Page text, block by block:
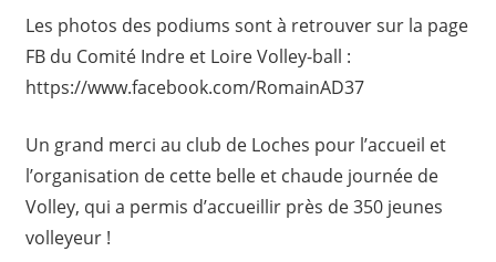
Les photos des podiums sont à retrouver sur la page
FB du Comité Indre et Loire Volley-ball :
https://www.facebook.com/RomainAD37
Un grand merci au club de Loches pour l’accueil et
l’organisation de cette belle et chaude journée de
Volley, qui a permis d’accueillir près de 350 jeunes
volleyeur !